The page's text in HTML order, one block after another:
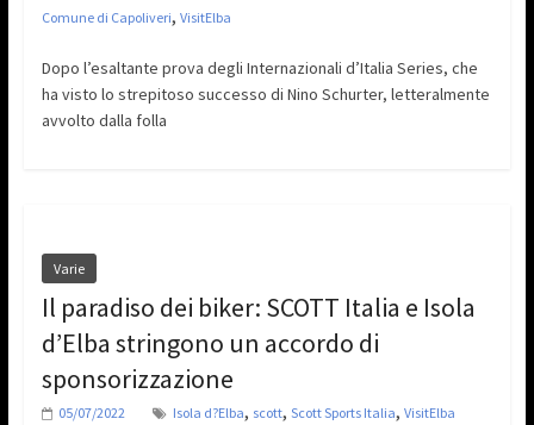
Comune di Capoliveri, VisitElba
Dopo l’esaltante prova degli Internazionali d’Italia Series, che
ha visto lo strepitoso successo di Nino Schurter, letteralmente
avvolto dalla folla
Varie
Il paradiso dei biker: SCOTT Italia e Isola
d’Elba stringono un accordo di
sponsorizzazione
05/07/2022 Isola d?Elba, scott, Scott Sports Italia, VisitElba